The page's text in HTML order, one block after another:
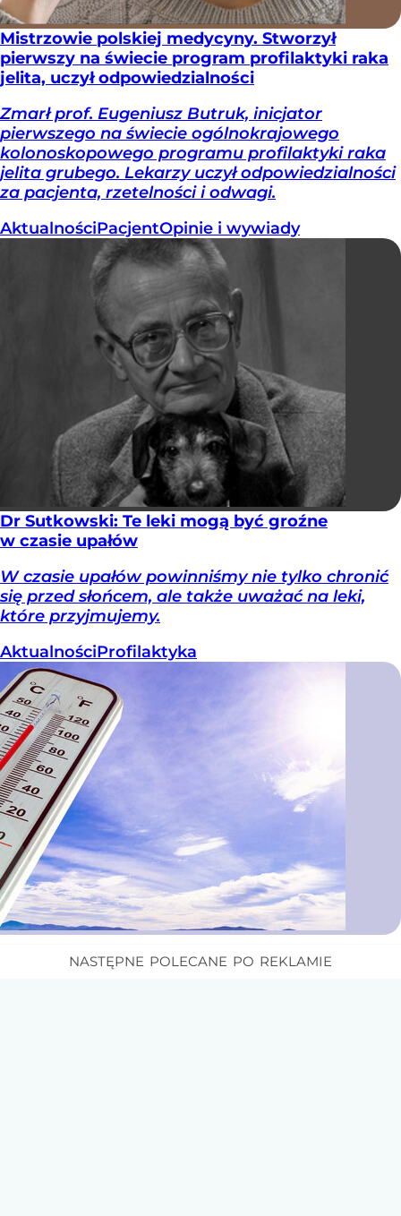
Mistrzowie polskiej medycyny. Stworzył
pierwszy na świecie program profilaktyki raka
jelita, uczył odpowiedzialności
Zmarł prof. Eugeniusz Butruk, inicjator
pierwszego na świecie ogólnokrajowego
kolonoskopowego programu profilaktyki raka
jelita grubego. Lekarzy uczył odpowiedzialności
za pacjenta, rzetelności i odwagi.
AktualnościPacjentOpinie i wywiady
Dr Sutkowski: Te leki mogą być groźne
w czasie upałów
W czasie upałów powinniśmy nie tylko chronić
się przed słońcem, ale także uważać na leki,
które przyjmujemy.
AktualnościProfilaktyka